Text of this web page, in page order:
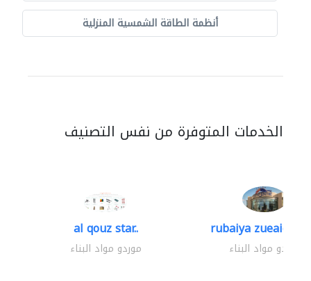
أنظمة الطاقة الشمسية المنزلية
الخدمات المتوفرة من نفس التصنيف
al qouz star..
موردو مواد البناء
rubaiya zueaid
موردو مواد البناء